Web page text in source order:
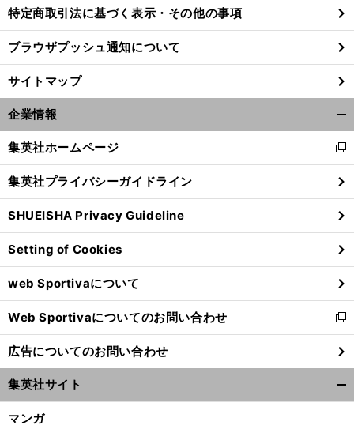
前
特定商取引法に基づく表示・その他の事項
ブラウザプッシュ通知について
サイトマップ
企業情報
閉
る
集英社ホームページ
新
し
い
ウ
ィ
ン
ド
ウ
で
開
く
集英社プライバシーガイドライン
SHUEISHA Privacy Guideline
Setting of Cookies
web Sportivaについて
Web Sportivaについてのお問い合わせ
新
し
い
ウ
ィ
ン
広告についてのお問い合わせ
集英社サイト
マンガ